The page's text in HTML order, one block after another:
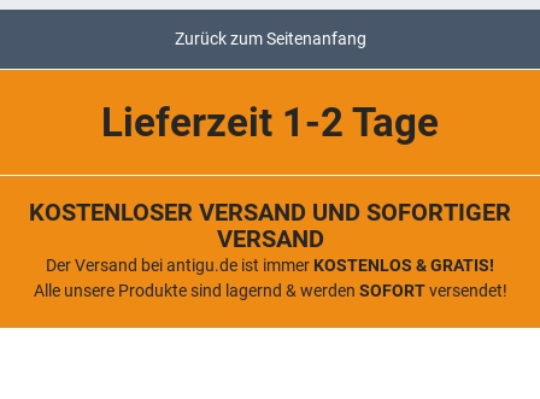
Zurück zum Seitenanfang
Lieferzeit 1-2 Tage
KOSTENLOSER VERSAND UND SOFORTIGER
VERSAND
Der Versand bei antigu.de ist immer KOSTENLOS & GRATIS!
Alle unsere Produkte sind lagernd & werden SOFORTversendet!